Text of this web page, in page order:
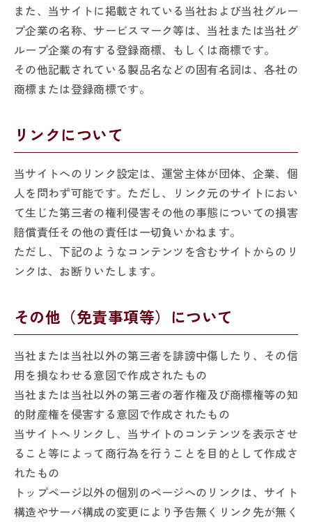
また、当サイトに掲載されている当社および当社グルー
プ企業の名称、サービスマーク等は、当社または当社グ
ループ企業の有する登録商標、もしくは商標です。
その他記載されている製品名などの固有名詞は、各社の
商標または登録商標です。
リンクについて
当サイトへのリンク設定は、運営主体が団体、企業、個
人を問わず可能です。ただし、リンク元のサイトにおい
て生じた第三者の権利侵害その他の事態についての損害
賠償責任その他の責任は一切負いかねます。
ただし、下記のようなコンテンツを含むサイトからのリ
ンクは、お断りいたします。
その他（免責事項等）について
当社または当社以外の第三者を誹謗中傷したり、その信
用を損なわせる意図で作成されたもの
当社または当社以外の第三者の著作権及び商標権等の知
的財産権を侵害する意図で作成されたもの
当サイトへリンクし、当サイトのコンテンツを表示させ
ること等によって商行為を行うことを目的として作成さ
れたもの
トップページ以外の個別のページへのリンクは、サイト
構造やサーバ構成の変更により予告無くリンク先が無く